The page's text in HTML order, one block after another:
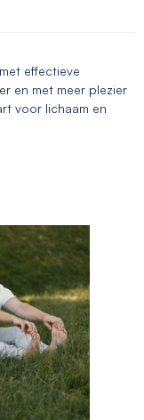
effectieve
en met meer plezier
voor lichaam en